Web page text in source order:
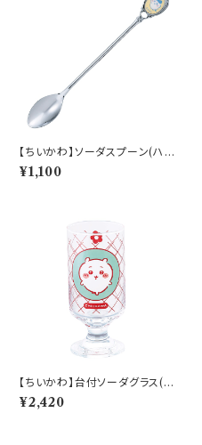
【ちいかわ】ソーダスプーン(ハチ
ワレ)【CKW40】CKW42-850
¥1,100
【ちいかわ】台付ソーダグラス(ち
いかわ)【CKW40】CKW41-81
3
¥2,420